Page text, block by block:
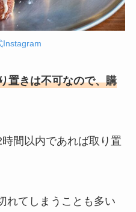
Instagram
置きは不可なので、購
間以内であれば取り置
れてしまうことも多い